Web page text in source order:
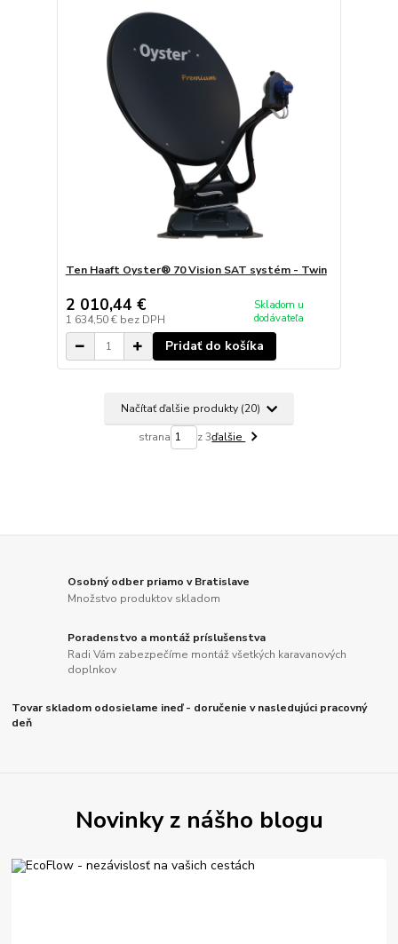
Ten Haaft Oyster® 70 Vision SAT systém - Twin
2 010,44 €
1 634,50 € bez DPH
Skladom u
dodávateľa
Pridať do košíka
Načítať ďalšie produkty (20)
strana z 3ďalšie
Osobný odber priamo v Bratislave
Množstvo produktov skladom
Poradenstvo a montáž príslušenstva
Radi Vám zabezpečíme montáž všetkých karavanových
doplnkov
Tovar skladom odosielame ineď - doručenie v nasledujúci pracovný
deň
Novinky z nášho blogu